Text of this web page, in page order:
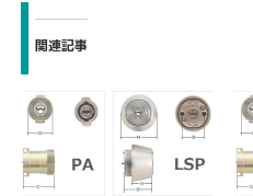
関連記事